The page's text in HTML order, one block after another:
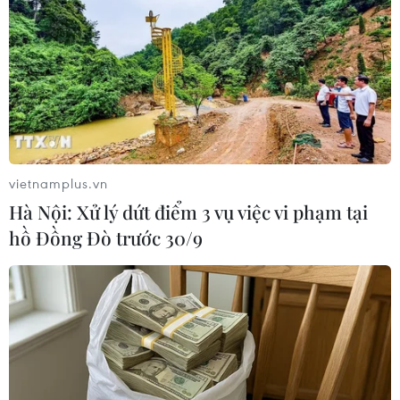
Theo dõi VietnamPlus
TIN LIÊN QUAN
vietnamplus.vn
Hà Nội: Xử lý dứt điểm 3 vụ việc vi phạm tại
hồ Đồng Đò trước 30/9